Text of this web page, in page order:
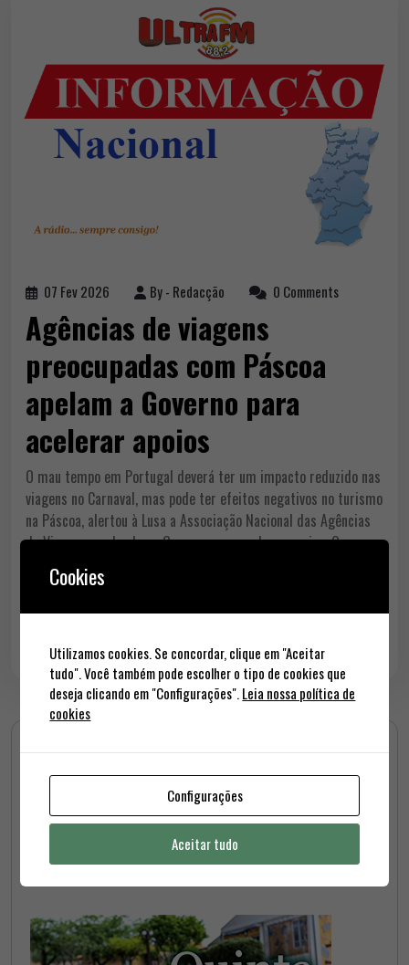
07 Fev 2026 By - Redacção 0 Comments
Agências de viagens
preocupadas com Páscoa
apelam a Governo para
acelerar apoios
O mau tempo em Portugal deverá ter um impacto reduzido nas
viagens no Carnaval, mas pode ter efeitos negativos no turismo
na Páscoa, alertou à Lusa a Associação Nacional das Agências
de Viagens, apelando ao Governo para acelerar apoios. O
presidente da Associação Nacional das Agências de Viagens
(ANAV), Miguel…
PUBLICIDADE
Cookies
Utilizamos cookies. Se concordar, clique em "Aceitar
tudo". Você também pode escolher o tipo de cookies que
deseja clicando em "Configurações".Leia nossa política de
cookies
Configurações
Aceitar tudo